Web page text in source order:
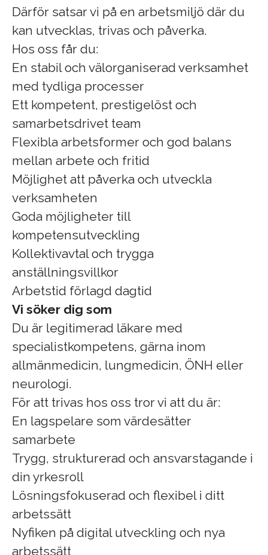
Därför satsar vi på en arbetsmiljö där du
kan utvecklas, trivas och påverka.
Hos oss får du:
En stabil och välorganiserad verksamhet
med tydliga processer
Ett kompetent, prestigelöst och
samarbetsdrivet team
Flexibla arbetsformer och god balans
mellan arbete och fritid
Möjlighet att påverka och utveckla
verksamheten
Goda möjligheter till
kompetensutveckling
Kollektivavtal och trygga
anställningsvillkor
Arbetstid förlagd dagtid
Vi söker dig som
Du är legitimerad läkare med
specialistkompetens, gärna inom
allmänmedicin, lungmedicin, ÖNH eller
neurologi.
För att trivas hos oss tror vi att du är:
En lagspelare som värdesätter
samarbete
Trygg, strukturerad och ansvarstagande i
din yrkesroll
Lösningsfokuserad och flexibel i ditt
arbetssätt
Nyfiken på digital utveckling och nya
arbetssätt